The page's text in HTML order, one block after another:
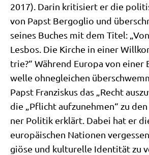
2017). Dar­in kri­ti­siert er die
von Papst Berg­o­glio und
sei­nes Buches mit dem Titel:
Les­bos. Die Kir­che in einer
trie?“ Wäh­rend Euro­pa von
wel­le ohne­glei­chen
Papst Fran­zis­kus das „Recht
die „Pflicht auf­zu­neh­men“ zu
ner Poli­tik erklärt. Dabei hat er
euro­päi­schen Natio­nen
giö­se und kul­tu­rel­le Iden­ti­tät zu